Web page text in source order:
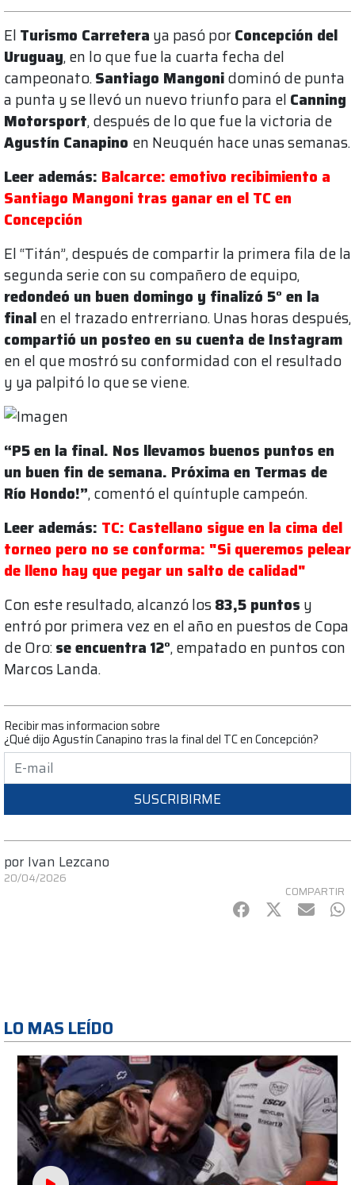
El Turismo Carretera ya pasó porConcepción del
Uruguay, en lo que fue la cuarta fecha del
campeonato.Santiago Mangonidominó de punta
a punta y se llevó un nuevo triunfo para el Canning
Motorsport, después de lo que fue la victoria de
Agustín Canapino en Neuquén hace unas semanas.
Leer además: Balcarce: emotivo recibimiento a
Santiago Mangoni tras ganar en el TC en
Concepción
El “Titán”, después de compartir la primera fila de la
segunda serie con su compañero de equipo,
redondeó un buen domingo y finalizó 5° en la
finalen el trazado entrerriano. Unas horas después,
compartió un posteo en su cuenta de Instagram
en el que mostró su conformidad con el resultado
y ya palpitó lo que se viene.
“P5 en la final. Nos llevamos buenos puntos en
un buen fin de semana. Próxima en Termas de
Río Hondo!”, comentó el quíntuple campeón.
Leer además: TC: Castellano sigue en la cima del
torneo pero no se conforma: "Si queremos pelear
de lleno hay que pegar un salto de calidad"
Con este resultado, alcanzó los83,5 puntos y
entró por primera vez en el año en puestos de Copa
de Oro:se encuentra 12°, empatado en puntos con
Marcos Landa.
Recibir mas informacion sobre
¿Qué dijo Agustín Canapino tras la final del TC en Concepción?
SUSCRIBIRME
por Ivan Lezcano
20/04/2026
COMPARTIR
Facebook
Twitter
mail
LO MAS LEÍDO